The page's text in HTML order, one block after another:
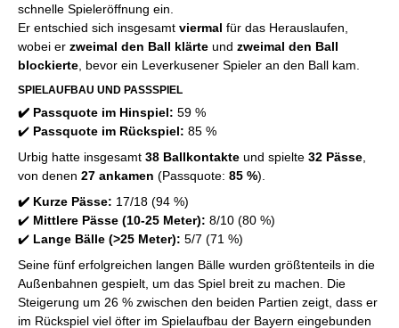
schnelle Spieleröffnung ein.
Er entschied sich insgesamt viermal für das Herauslaufen,
wobei er zweimal den Ball klärte und zweimal den Ball
blockierte , bevor ein Leverkusener Spieler an den Ball kam.
SPIELAUFBAU UND PASSSPIEL
✔️ Passquote im Hinspiel: 59 %
✔️ Passquote im Rückspiel: 85 %
Urbig hatte insgesamt 38 Ballkontakte und spielte 32 Pässe
von denen 27 ankamen (Passquote: 85 %).
✔️ Kurze Pässe: 17/18 (94 %)
✔️ Mittlere Pässe (10-25 Meter): 8/10 (80 %)
✔️ Lange Bälle (>25 Meter): 5/7 (71 %)
Seine fünf erfolgreichen langen Bälle wurden größtenteils in die
Außenbahnen gespielt, um das Spiel breit zu machen. Die
Steigerung um 26 % zwischen den beiden Partien zeigt, dass er
im Rückspiel viel öfter im Spielaufbau der Bayern eingebunden